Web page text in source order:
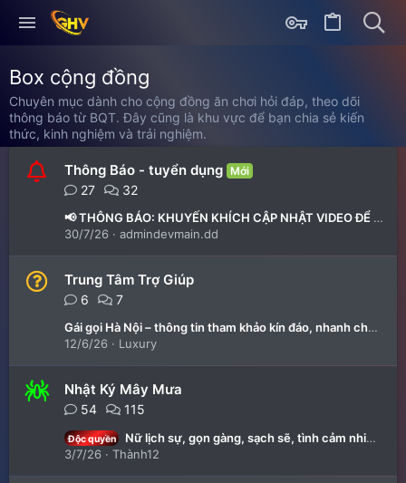
Box cộng đồng
Chuyên mục dành cho cộng đồng ăn chơi hỏi đáp, theo dõi
thông báo từ BQT. Đây cũng là khu vực để bạn chia sẻ kiến
thức, kinh nghiệm và trải nghiệm.
Thông Báo - tuyển dụng Mới
27 32
📢 THÔNG BÁO: KHUYẾN KHÍCH CẬP NHẬT VIDEO ĐỂ TĂNG ĐỘ XÁC THỰC
30/7/26
admindevmain.dd
Trung Tâm Trợ Giúp
6 7
Gái gọi Hà Nội – thông tin tham khảo kín đáo, nhanh chóng, dễ tìm kiếm Tại goihangviet
12/6/26
Luxury
Nhật Ký Mây Mưa
54 115
Độc quyền
Nữ lịch sự, gọn gàng, sạch sẽ, tình cảm nhiệt tình kín đáo FWB ib e
3/7/26
Thành12